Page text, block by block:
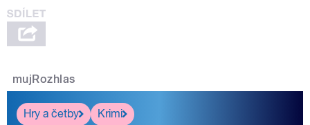
mujRozhlas
Hry a četby
Krimi